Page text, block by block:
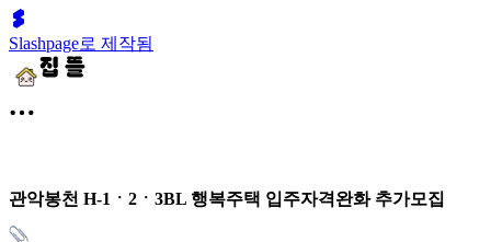
Slashpage로 제작됨
관악봉천 H-1ㆍ2ㆍ3BL 행복주택 입주자격완화 추가모집